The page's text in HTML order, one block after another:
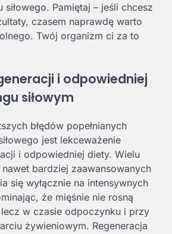
Pamiętaj – jeśli chcesz
czasem naprawdę warto
Twój organizm ci za to
i odpowiedniej
siłowym
błędów popełnianych
jest lekceważenie
i odpowiedniej diety. Wielu
bardziej zaawansowanych
się wyłącznie na intensywnych
że mięśnie nie rosną
w czasie odpoczynku i przy
żywieniowym. Regeneracja